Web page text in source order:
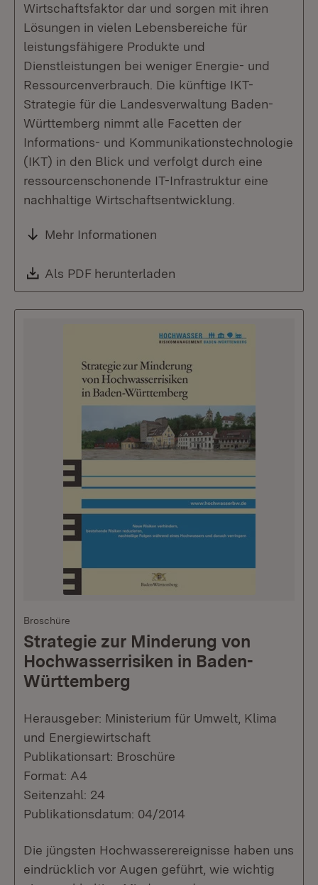
Wirtschaftsfaktor dar und sorgen mit ihren
Lösungen in vielen Lebensbereiche für
leistungsfähigere Produkte und
Dienstleistungen bei weniger Energie- und
Ressourcenverbrauch. Die künftige IKT-
Strategie für die Landesverwaltung Baden-
Württemberg nimmt alle Facetten der
Informations- und Kommunikationstechnologie
(IKT) in den Blick und verfolgt durch eine
ressourcenschonende IT-Infrastruktur eine
nachhaltige Wirtschaftsentwicklung.
Mehr Informationen
Download:
Als PDF herunterladen
Broschüre
Strategie zur Minderung von
Hochwasserrisiken in Baden-
Württemberg
Herausgeber: Ministerium für Umwelt, Klima
und Energiewirtschaft
Publikationsart: Broschüre
Format: A4
Seitenzahl: 24
Publikationsdatum: 04/2014
Die jüngsten Hochwasserereignisse haben uns
eindrücklich vor Augen geführt, wie wichtig